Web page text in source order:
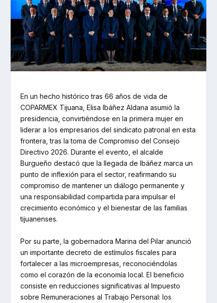
En un hecho histórico tras 66 años de vida de
COPARMEX Tijuana, Elisa Ibáñez Aldana asumió la
presidencia, convirtiéndose en la primera mujer en
liderar a los empresarios del sindicato patronal en esta
frontera, tras la toma de Compromiso del Consejo
Directivo 2026. Durante el evento, el alcalde
Burgueño destacó que la llegada de Ibáñez marca un
punto de inflexión para el sector, reafirmando su
compromiso de mantener un diálogo permanente y
una responsabilidad compartida para impulsar el
crecimiento económico y el bienestar de las familias
tijuanenses.
Por su parte, la gobernadora Marina del Pilar anunció
un importante decreto de estímulos fiscales para
fortalecer a las microempresas, reconociéndolas
como el corazón de la economía local. El beneficio
consiste en reducciones significativas al Impuesto
sobre Remuneraciones al Trabajo Personal: los